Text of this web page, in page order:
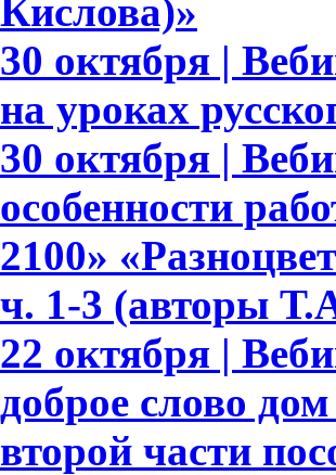
Кислова)»
30 октября |
на уроках
30 октября |
особенности
2100»
ч. 1-3 (авторы
22 октября |
доброе слово
второй части